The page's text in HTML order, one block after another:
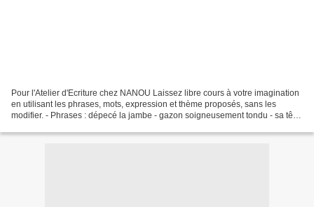
Pour l'Atelier d'Ecriture chez NANOU Laissez libre cours à votre imagination
en utilisant les phrases, mots, expression et thème proposés, sans les
modifier. - Phrases : dépecé la jambe - gazon soigneusement tondu - sa tête